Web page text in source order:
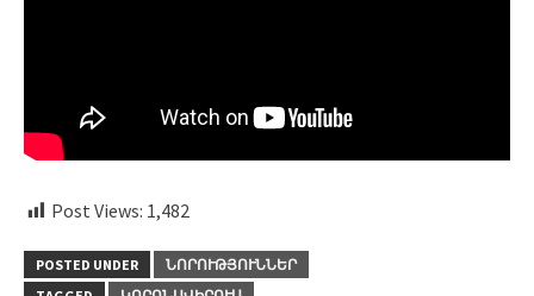
Post Views: 1,482
POSTED UNDER
ՆՈՐՈՒԹՅՈՒՆՆԵՐ